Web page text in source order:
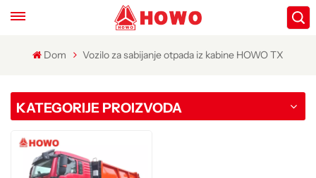
Dom Vozilo za sabijanje otpada iz kabine HOWO TX
KATEGORIJE PROIZVODA